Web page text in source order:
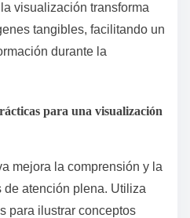
visualización transforma
tangibles, facilitando un
durante la
para una visualización
mejora la comprensión y la
de atención plena. Utiliza
para ilustrar conceptos